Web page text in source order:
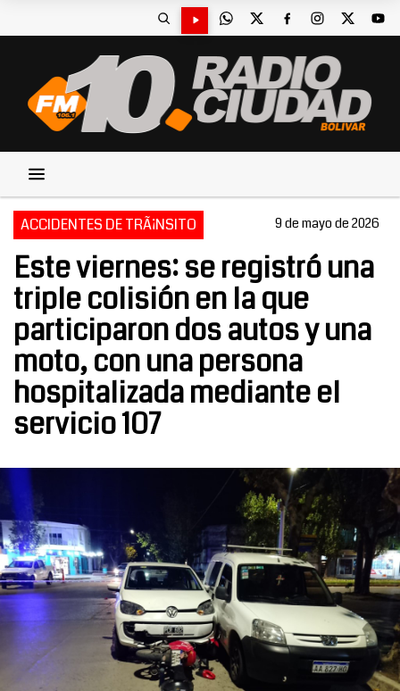
ACCIDENTES DE TRÃ¡NSITO 9 de mayo de 2026
Este viernes: se registró una
triple colisión en la que
participaron dos autos y una
moto, con una persona
hospitalizada mediante el
servicio 107